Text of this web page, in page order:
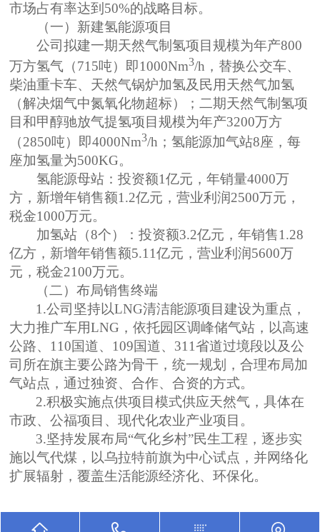
市场占有率达到50%的战略目标。
（一）新建氢能源项目
公司拟建一期天然气制氢项目规模为年产800
万方氢气（715吨）即1000Nm3/h，替换公交车、
柴油重卡车、天然气锅炉加氢及民用天然气加氢
（解决烟气中氮氧化物超标）；二期天然气制氢项
目和甲醇驰放气提氢项目规模为年产3200万方
（2850吨）即4000Nm3/h；氢能源加气站8座，每
座加氢量为500KG。
氢能源母站：投资额1亿元，年销量4000万
方，新增年销售额1.2亿元，营业利润2500万元，
税金1000万元。
加氢站（8个）：投资额3.2亿元，年销售1.28
亿方，新增年销售额5.11亿元，营业利润5600万
元，税金2100万元。
（二）布局销售终端
1.公司坚持以LNG清洁能源项目建设为重点，
大力推广车用LNG，依托园区调峰储气站，以高速
公路、110国道、109国道、311省道过境段以及公
司所在旗主要公路为骨干，统一规划，合理布局加
气站点，通过独资、合作、合资的方式。
2.积极实施点供项目模式供应天然气，具体在
市政、公福项目、现代化农业产业项目。
3.坚持发展布局“气化乡村”民生工程，逐步实
施以气代煤，以乌拉特前旗为中心试点，并网络化
扩展辐射，覆盖生活能源经济化、环保化。